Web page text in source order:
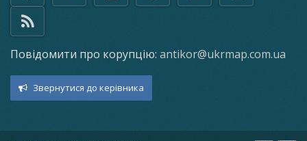
Повідомити про корупцію: antikor@ukrmap.com.ua
Звернутися до керівника